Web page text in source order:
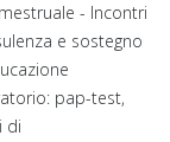
- Incontri
e sostegno
pap-test,
di